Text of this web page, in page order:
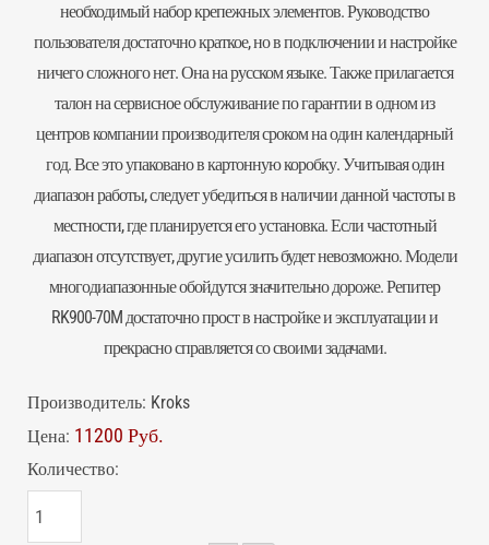
необходимый набор крепежных элементов. Руководство
пользователя достаточно краткое, но в подключении и настройке
ничего сложного нет. Она на русском языке. Также прилагается
талон на сервисное обслуживание по гарантии в одном из
центров компании производителя сроком на один календарный
год. Все это упаковано в картонную коробку. Учитывая один
диапазон работы, следует убедиться в наличии данной частоты в
местности, где планируется его установка. Если частотный
диапазон отсутствует, другие усилить будет невозможно. Модели
многодиапазонные обойдутся значительно дороже. Репитер
RK900-70M достаточно прост в настройке и эксплуатации и
прекрасно справляется со своими задачами.
Производитель: Kroks
Цена: 11200 Руб.
Количество: